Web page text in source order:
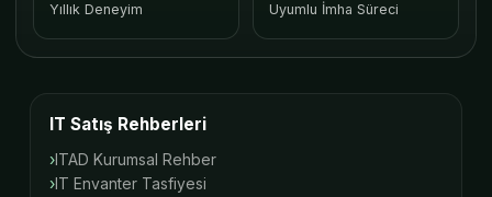
Yıllık Deneyim Uyumlu İmha Süreci
IT Satış Rehberleri
ITAD Kurumsal Rehber
IT Envanter Tasfiyesi